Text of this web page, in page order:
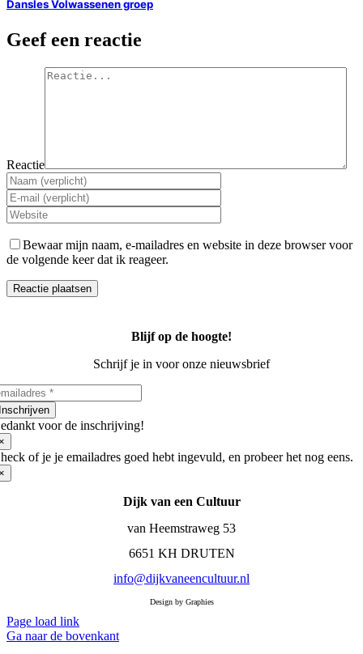
Dansles Volwassenen groep
Geef een reactie
Reactie
Bewaar mijn naam, e-mailadres en website in deze browser voor
de volgende keer dat ik reageer.
Blijf op de hoogte!
Schrijf je in voor onze nieuwsbrief
voor de inschrijving!
of je je emailadres goed hebt ingevuld, en probeer het nog eens.
Dijk van een Cultuur
van Heemstraweg 53
6651 KH DRUTEN
info@dijkvaneencultuur.nl
Design by Graphies
Page load link
Ga naar de bovenkant